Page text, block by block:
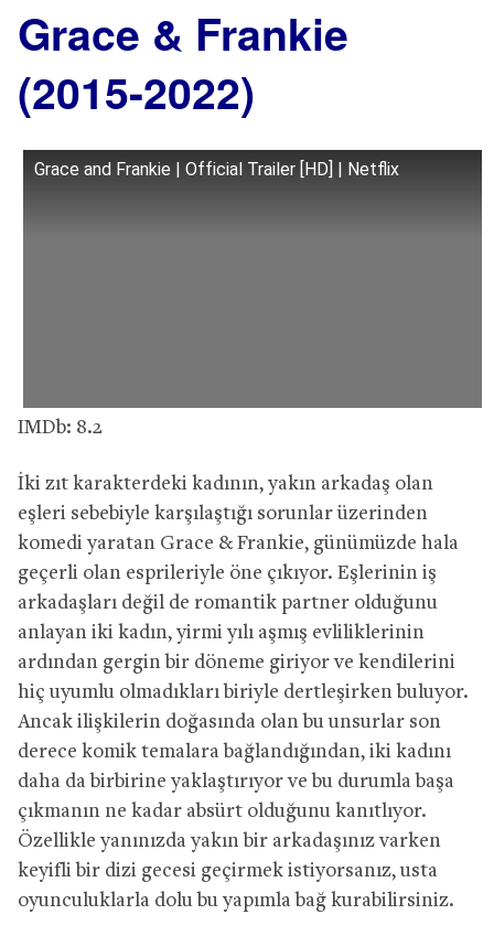
Grace & Frankie
(2015-2022)
Grace and Frankie | Official Trailer [HD] | Netflix
IMDb: 8.2
İki zıt karakterdeki kadının, yakın arkadaş olan
eşleri sebebiyle karşılaştığı sorunlar üzerinden
komedi yaratan Grace & Frankie, günümüzde hala
geçerli olan esprileriyle öne çıkıyor. Eşlerinin iş
arkadaşları değil de romantik partner olduğunu
anlayan iki kadın, yirmi yılı aşmış evliliklerinin
ardından gergin bir döneme giriyor ve kendilerini
hiç uyumlu olmadıkları biriyle dertleşirken buluyor.
Ancak ilişkilerin doğasında olan bu unsurlar son
derece komik temalara bağlandığından, iki kadını
daha da birbirine yaklaştırıyor ve bu durumla başa
çıkmanın ne kadar absürt olduğunu kanıtlıyor.
Özellikle yanınızda yakın bir arkadaşınız varken
keyifli bir dizi gecesi geçirmek istiyorsanız, usta
oyunculuklarla dolu bu yapımla bağ kurabilirsiniz.